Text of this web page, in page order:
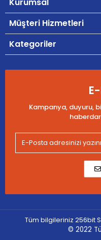
Müşteri Hizmetleri
Kategoriler
Kampanya, duyuru,
Tüm bilgileriniz 256bit
© 2022